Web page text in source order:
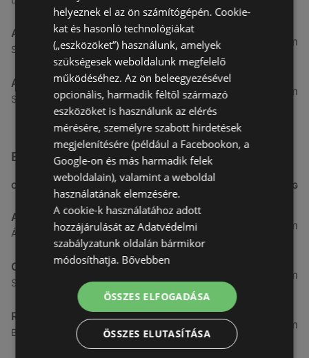
Aldi
Szent Márton u. 57-61., 9700 Szombathely
51,54 km
Aldi
Szent Gellért utca 49., 9700 Szombathely
53,49 km
Egyéb Szupermarketek üzletek a közelben
CÍM TÁVOLSÁG
ALDI Magyarország Élelmiszer Bt.
Ágfalvi út 4/a, 9400 Sopron
3,26 km
CBA
Somfalvi u. 14., 9400 Sopron
3,31 km
Reál
Besenyő u. 16., 9400 Sopron
3,32 km
helyeznek el az ön számítógépén. Cookie-
kat és hasonló technológiákat
(„eszközöket”) használunk, amelyek
szükségesek weboldalunk megfelelő
működéséhez. Az ön beleegyezésével
opcionális, harmadik féltől származó
eszközöket is használunk az elérés
mérésére, személyre szabott hirdetések
megjelenítésére (például a Facebookon, a
Google-on és más harmadik felek
weboldalain), valamint a weboldal
használatának elemzésére.
A cookie-k használatához adott
hozzájárulását az Adatvédelmi
szabályzatunk oldalán bármikor
módosíthatja. Bővebben
ÖSSZES ELFOGADÁSA
ÖSSZES ELUTASÍTÁSA